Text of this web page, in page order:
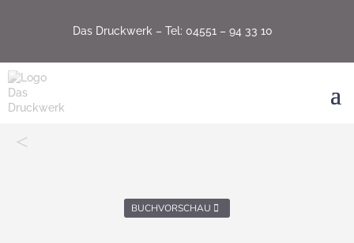
Das Druckwerk –Tel: 04551 – 94 33 10
<
BUCHVORSCHAU